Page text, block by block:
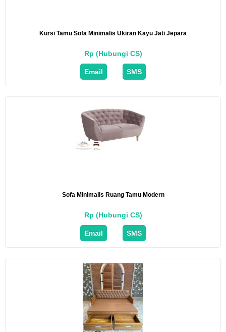
Kursi Tamu Sofa Minimalis Ukiran Kayu Jati Jepara
Rp (Hubungi CS)
Email SMS
Sofa Minimalis Ruang Tamu Modern
Rp (Hubungi CS)
Email SMS